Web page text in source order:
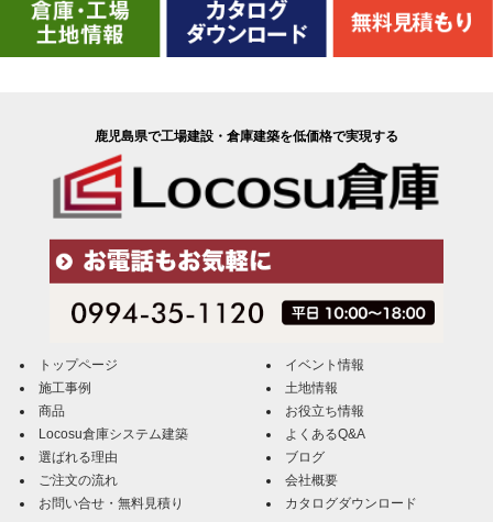
鹿児島県で工場建設・倉庫建築を低価格で実現する
トップページ
施工事例
商品
Locosu倉庫システム建築
選ばれる理由
ご注文の流れ
お問い合せ・無料見積り
イベント情報
土地情報
お役立ち情報
よくあるQ&A
ブログ
会社概要
カタログダウンロード